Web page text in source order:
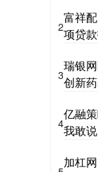
2
富祥
项贷
3
瑞银
创新
4
亿融
我敢
加杠